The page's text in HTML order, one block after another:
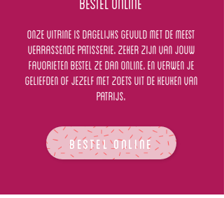
ONZE VITRINE IS DAGELIJKS GEVULD MET DE MEEST
VERRASSENDE patisserie. ZEKER ZIJN VAN JOUW
FAVORIETEN BESTEL ZE DAN ONLINE. EN VERWEN JE
GELIEFDEN OF JEZELF MET ZOETS UIT DE KEUKEN VAN
PATRIJS.
BESTEL ONLINE